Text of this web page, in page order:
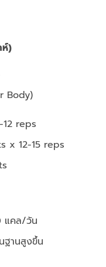
)
Body)
reps
x 12-15 reps
แคล/วัน
ฐานสูงขึ้น